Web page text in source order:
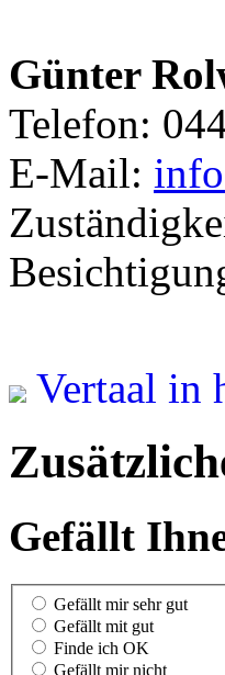
Günter
Telefon:
E-Mail:
Vertaal in
Gefällt
Gefällt mir sehr gut
Gefällt mit gut
Finde ich OK
Gefällt mir nicht